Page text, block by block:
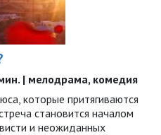
| мелодрама, комедия
которые притягиваются
становится началом
и неожиданных